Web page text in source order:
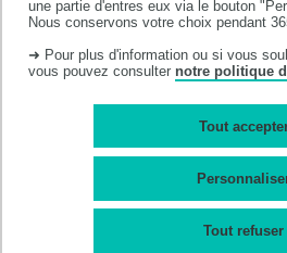
une partie d'entres eux via le bouton
Nous conservons votre choix pendant
➜ Pour plus d'information ou si vous
vous pouvez consulter notre politique
Tout
Tout refuser
Mentions légales
Plan